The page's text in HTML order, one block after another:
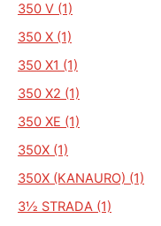
350 V (1)
350 X (1)
350 X1 (1)
350 X2 (1)
350 XE (1)
350X (1)
350X (KANAURO) (1)
3½ STRADA (1)